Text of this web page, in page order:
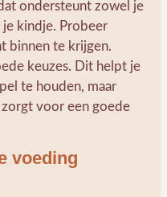
ondersteunt zowel je
je kindje. Probeer
binnen te krijgen.
keuzes. Dit helpt je
te houden, maar
voor een goede
voeding